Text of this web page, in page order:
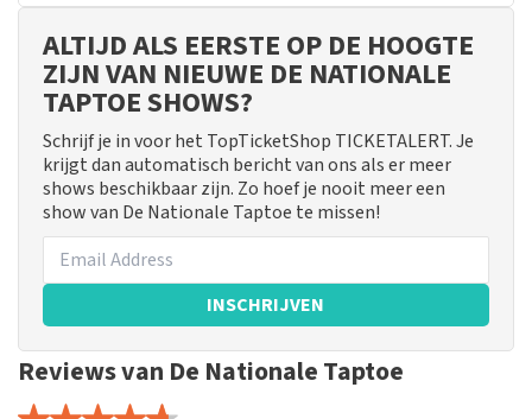
ALTIJD ALS EERSTE OP DE HOOGTE
ZIJN VAN NIEUWE DE NATIONALE
TAPTOE SHOWS?
Schrijf je in voor het TopTicketShop TICKETALERT. Je
krijgt dan automatisch bericht van ons als er meer
shows beschikbaar zijn. Zo hoef je nooit meer een
show van De Nationale Taptoe te missen!
INSCHRIJVEN
Reviews van De Nationale Taptoe